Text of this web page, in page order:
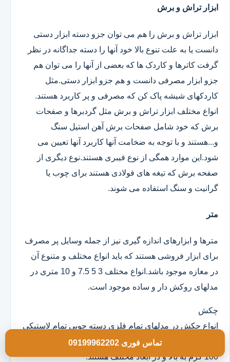
ابزار تراش و برش
ابزار تراش و برش را هم می توان جزو دسته ابزار دستی
دانست یا به علت تنوع بالا خود آنها را دسته جداگانه در نظر
گرفت کاترها و کاردک ها که بعضی از آنها را می توان هم
جزو ابزار مصرفی دانست و هم جزو ابزار دستی.مثل
کاردکهای شیشه پاک کن که مصرفی و پر کاربرد هستند.
انواع مختلف ابزار تراش و برش مثل گردبرها و صفحات
برش که خود شامل صفحات برش آهن استیل سنگ
و...هستند و با توجه به ضخامت آنها کاربرد آنها تعیین می
شود.این موارد همگی از نوع فیبری هستند.نوع دیگری از
صفحه برش که تیغه های فولادی هستند برای چوب یا
گرانیت و سنگ استفاده می شوند.
متر
مترها و ابزارهای اندازه گیری نیز از جمله وسایل پر مصرف
برای ابزار فروشی هستند که باید انواع مختلف و متنوع آن
در مغازه موجود باشد.انواع مختلف 3 5 7.5 و 10 متری در
مدلهای روکش دار و ساده موجود است.
چکش
انواع چکش در مدلهای تمام فلزی دسته چوبی تمام لاستیکی
و ژله ای موجود است که خود آنها در وزن های مختلف از
100 گرم به بالا و در ابعاد مختلف هستند.
تماس فوری 09199962202